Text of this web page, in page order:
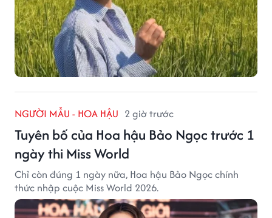
NGƯỜI MẪU - HOA HẬU 2 giờ trước
Tuyên bố của Hoa hậu Bảo Ngọc trước 1
ngày thi Miss World
Chỉ còn đúng 1 ngày nữa, Hoa hậu Bảo Ngọc chính
thức nhập cuộc Miss World 2026.